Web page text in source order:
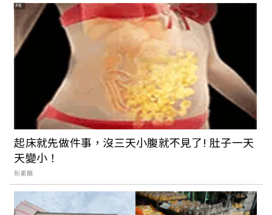
【咖啡因的地圖專欄】走出去、走進花
園，讓你的想像力運作起來。
【威士J 專欄】疫情後的威士忌世界
【張維中專欄】受傷過了才甜美
PR
起床就先做件事，沒三天小腹就不見了! 肚子一天
天變小！
新素簡